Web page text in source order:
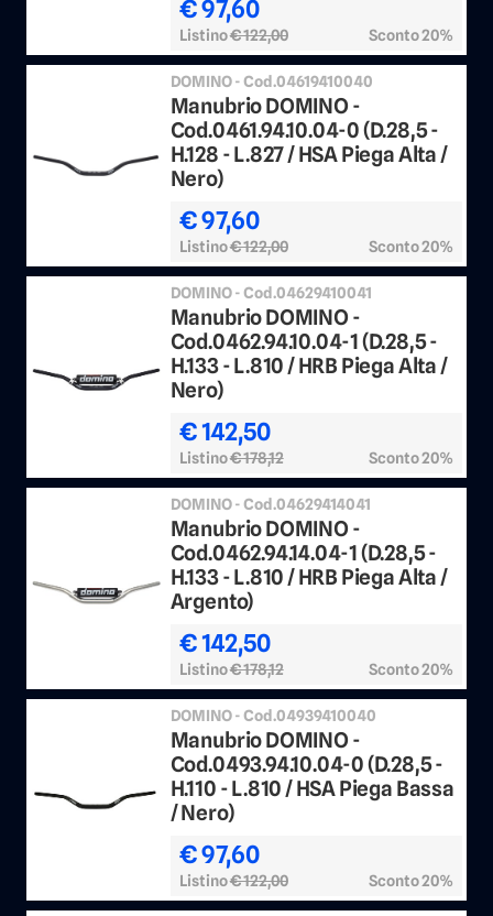
€ 97,60
Listino€ 122,00 Sconto 20%
DOMINO - Cod.04619410040
Manubrio DOMINO -
Cod.0461.94.10.04-0 (D.28,5 -
H.128 - L.827 / HSA Piega Alta /
Nero)
€ 97,60
Listino€ 122,00 Sconto 20%
DOMINO - Cod.04629410041
Manubrio DOMINO -
Cod.0462.94.10.04-1 (D.28,5 -
H.133 - L.810 / HRB Piega Alta /
Nero)
€ 142,50
Listino€ 178,12 Sconto 20%
DOMINO - Cod.04629414041
Manubrio DOMINO -
Cod.0462.94.14.04-1 (D.28,5 -
H.133 - L.810 / HRB Piega Alta /
Argento)
€ 142,50
Listino€ 178,12 Sconto 20%
DOMINO - Cod.04939410040
Manubrio DOMINO -
Cod.0493.94.10.04-0 (D.28,5 -
H.110 - L.810 / HSA Piega Bassa
/ Nero)
€ 97,60
Listino€ 122,00 Sconto 20%